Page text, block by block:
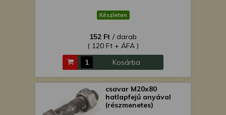
Készleten
152 Ft / darab
( 120 Ft + ÁFA )
Kosárba
csavar M20x80
hatlapfejű anyával
(részmenetes)